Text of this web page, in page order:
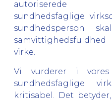
autoriserede
sundhedsfaglige
sundhedsperson
virke.
Vi vurderer i
sundhedsfaglige
kritisabel. Det